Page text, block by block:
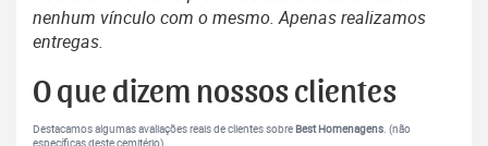
nenhum vínculo com o mesmo. Apenas realizamos
entregas.
O que dizem nossos clientes
Destacamos algumas avaliações reais de clientes sobreBest Homenagens. (não
específicas deste cemitério).